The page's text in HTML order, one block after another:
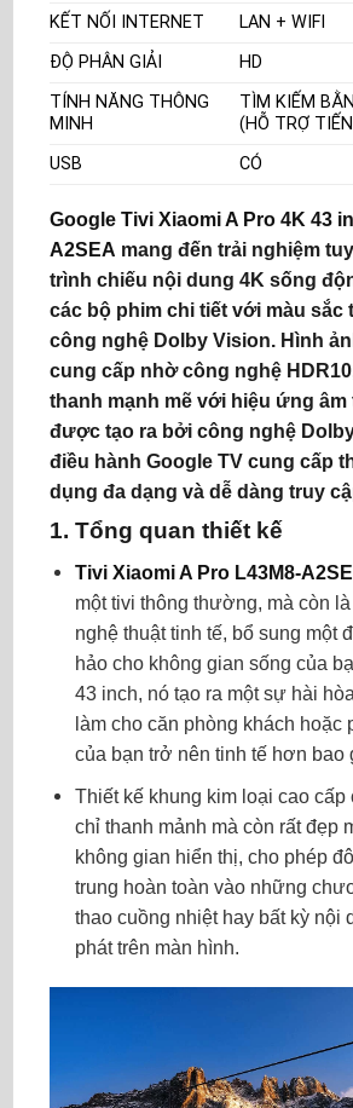
KẾT NỐI INTERNET
LAN + WIFI
ĐỘ PHÂN GIẢI
HD
TÍNH NĂNG THÔNG
MINH
TÌM KIẾM
(HỖ TRỢ
USB
CÓ
Google Tivi Xiaomi A Pro 4K 43
A2SEA mang đến trải nghiệm
trình chiếu nội dung 4K sống
các bộ phim chi tiết với màu
công nghệ Dolby Vision. Hình
cung cấp nhờ công nghệ
thanh mạnh mẽ với hiệu ứng âm
được tạo ra bởi công nghệ
điều hành Google TV cung cấp
dụng đa dạng và dễ dàng truy
1. Tổng quan thiết kế
Tivi Xiaomi A Pro L43M8-
một tivi thông thường, mà còn
nghệ thuật tinh tế, bổ sung một
hảo cho không gian sống của
43 inch, nó tạo ra một sự hài
làm cho căn phòng khách hoặc
của bạn trở nên tinh tế hơn bao
Thiết kế khung kim loại cao cấp
chỉ thanh mảnh mà còn rất đẹp
không gian hiển thị, cho phép
trung hoàn toàn vào những
thao cuồng nhiệt hay bất kỳ nội
phát trên màn hình.